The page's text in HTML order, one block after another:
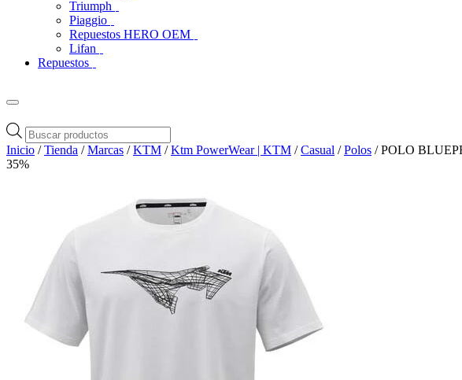
Triumph
Piaggio
Repuestos HERO OEM
Lifan
Repuestos
Búsqueda
de
productos
Inicio /Tienda /Marcas /KTM /Ktm PowerWear | KTM /Casual /Polos / POLO
35%